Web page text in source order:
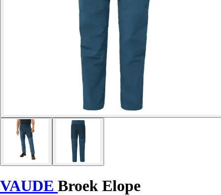
VAUDE Broek Elope